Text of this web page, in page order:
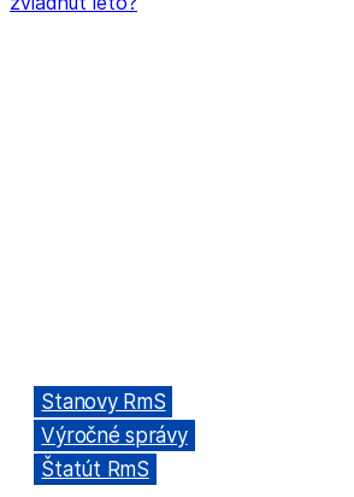
Stanovy RmS
Výročné správy
Štatút RmS